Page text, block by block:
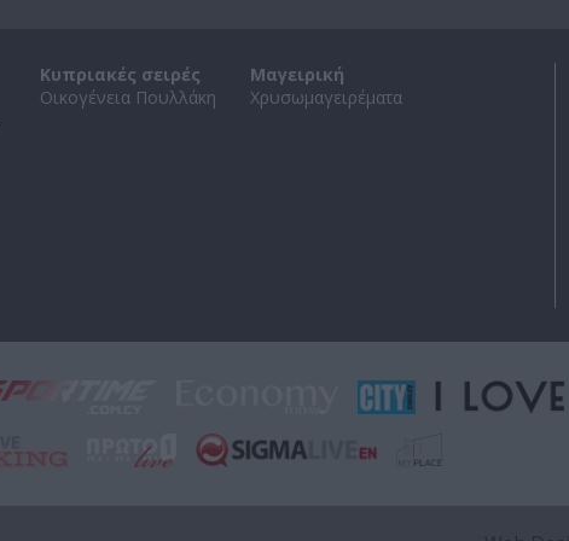
Κυπριακές σειρές
Οικογένεια Πουλλάκη
Μαγειρική
Χρυσωμαγειρέματα